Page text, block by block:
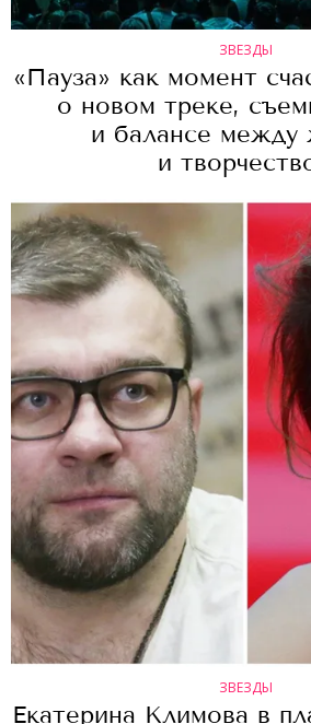
ЗВЕЗДЫ
«Пауза» как момент
о новом треке,
и балансе между
и
ЗВЕЗДЫ
Екатерина Климова в